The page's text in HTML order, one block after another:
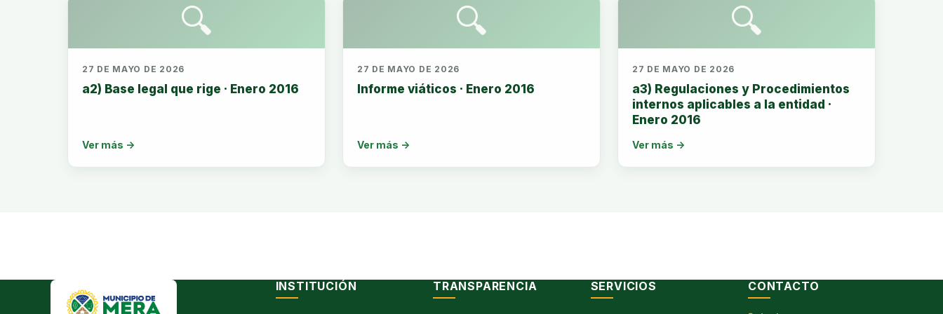
🔍
27 DE MAYO DE 2026
a2) Base legal que rige · Enero 2016
Ver más →
🔍
27 DE MAYO DE 2026
Informe viáticos · Enero 2016
Ver más →
🔍
27 DE MAYO DE 2026
a3) Regulaciones y Procedimientos
internos aplicables a la entidad ·
Enero 2016
Ver más →
INSTITUCIÓN TRANSPARENCIA SERVICIOS CONTACTO